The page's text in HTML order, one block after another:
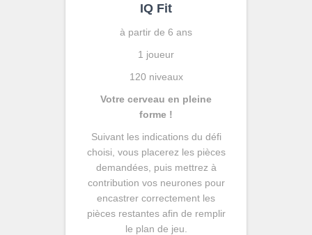
IQ Fit
à partir de 6 ans
1 joueur
120 niveaux
Votre cerveau en pleine
forme !
Suivant les indications du défi
choisi, vous placerez les pièces
demandées, puis mettrez à
contribution vos neurones pour
encastrer correctement les
pièces restantes afin de remplir
le plan de jeu.